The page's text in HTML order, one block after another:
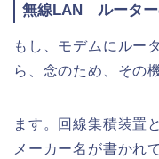
無線LAN ルータ
もし、モデムにルー
ら、念のため、その
ます。回線集積装置
メーカー名が書かれ